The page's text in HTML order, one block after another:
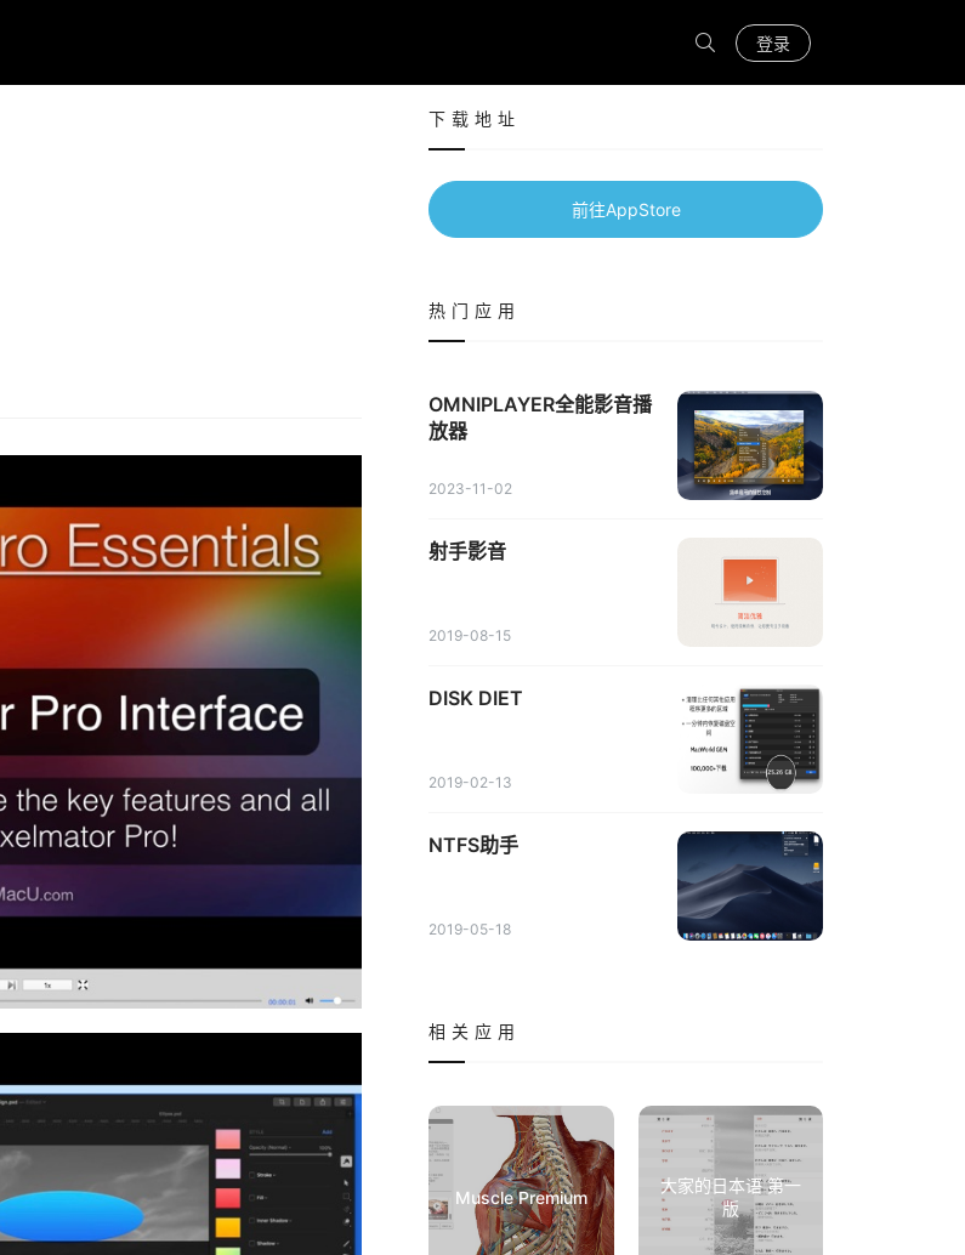
登录
下载地址
前往AppStore
热门应用
OMNIPLAYER全能影音播
放器
2023-11-02
射手影音
2019-08-15
DISK DIET
2019-02-13
NTFS助手
2019-05-18
相关应用
Muscle Premium
大家的日本语 第一
版